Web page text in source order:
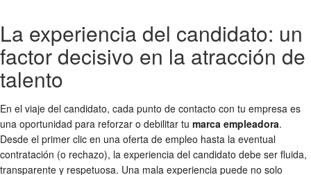
La experiencia del candidato: un
factor decisivo en la atracción de
talento
En el viaje del candidato, cada punto de contacto con tu empresa es
una oportunidad para reforzar o debilitar tu marca empleadora.
Desde el primer clic en una oferta de empleo hasta la eventual
contratación (o rechazo), la experiencia del candidato debe ser fluida,
transparente y respetuosa. Una mala experiencia puede no solo